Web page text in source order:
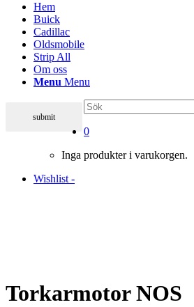
Hem
Buick
Cadillac
Oldsmobile
Strip All
Om oss
Menu Menu
0
Inga produkter i varukorgen.
Wishlist -
Torkarmotor NOS